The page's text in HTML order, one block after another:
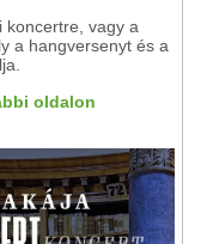
koncertre, vagy a
a hangversenyt és a
oldalon